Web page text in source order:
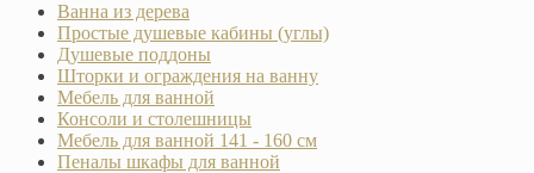
Ванна из дерева
Простые душевые кабины (углы)
Душевые поддоны
Шторки и ограждения на ванну
Мебель для ванной
Консоли и столешницы
Мебель для ванной 141 - 160 см
Пеналы шкафы для ванной